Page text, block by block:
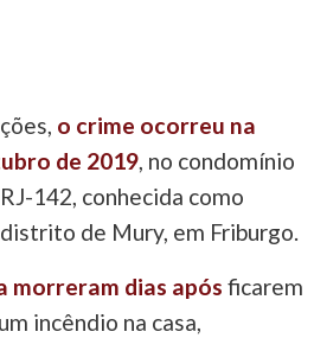
o crime ocorreu na
de 2019, no condomínio
142, conhecida como
de Mury, em Friburgo.
morreram dias após ficarem
incêndio na casa,